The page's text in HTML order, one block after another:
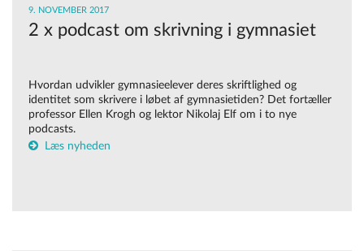
9. NOVEMBER 2017
2 x podcast om skrivning i gymnasiet
Hvordan udvikler gymnasieelever deres skriftlighed og
identitet som skrivere i løbet af gymnasietiden? Det fortæller
professor Ellen Krogh og lektor Nikolaj Elf om i to nye
podcasts.
Læs nyheden